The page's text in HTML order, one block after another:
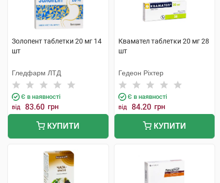
Золопент таблетки 20 мг 14
шт
Гледфарм ЛТД
Є в наявності
від 83.60 грн
КУПИТИ
Квамател таблетки 20 мг 28
шт
Гедеон Ріхтер
Є в наявності
від 84.20 грн
КУПИТИ